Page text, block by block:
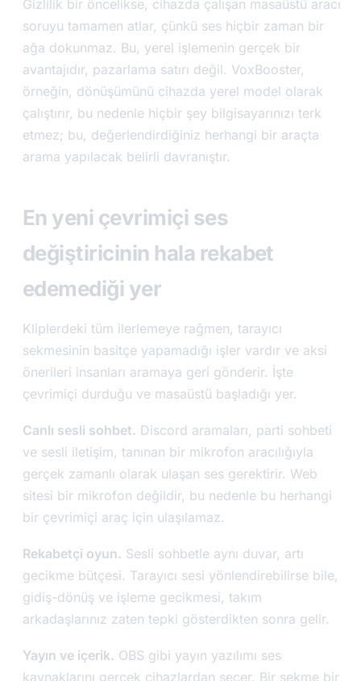
Gizlilik bir öncelikse, cihazda çalışan masaüstü aracı
soruyu tamamen atlar, çünkü ses hiçbir zaman bir
ağa dokunmaz. Bu, yerel işlemenin gerçek bir
avantajıdır, pazarlama satırı değil. VoxBooster,
örneğin, dönüşümünü cihazda yerel model olarak
çalıştırır, bu nedenle hiçbir şey bilgisayarınızı terk
etmez; bu, değerlendirdiğiniz herhangi bir araçta
arama yapılacak belirli davranıştır.
En yeni çevrimiçi ses
değiştiricinin hala rekabet
edemediği yer
Kliplerdeki tüm ilerlemeye rağmen, tarayıcı
sekmesinin basitçe yapamadığı işler vardır ve aksi
önerileri insanları aramaya geri gönderir. İşte
çevrimiçi durduğu ve masaüstü başladığı yer.
Canlı sesli sohbet. Discord aramaları, parti sohbeti
ve sesli iletişim, tanınan bir mikrofon aracılığıyla
gerçek zamanlı olarak ulaşan ses gerektirir. Web
sitesi bir mikrofon değildir, bu nedenle bu herhangi
bir çevrimiçi araç için ulaşılamaz.
Rekabetçi oyun. Sesli sohbetle aynı duvar, artı
gecikme bütçesi. Tarayıcı sesi yönlendirebilirse bile,
gidiş-dönüş ve işleme gecikmesi, takım
arkadaşlarınız zaten tepki gösterdikten sonra gelir.
Yayın ve içerik. OBS gibi yayın yazılımı ses
kaynaklarını gerçek cihazlardan seçer. Bir sekme bir